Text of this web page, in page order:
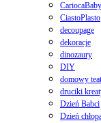
CariocaBaby
CiastoPlasto
decoupage
dekoracje
dinozaury
DIY
domowy
druciki
Dzień Babci
Dzień